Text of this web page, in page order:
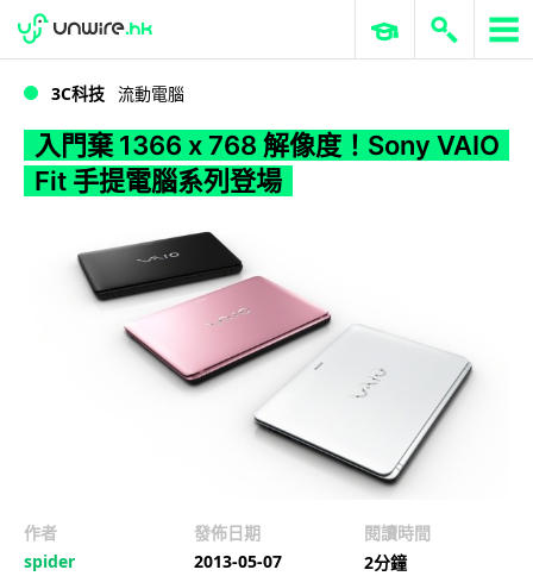
WWDC 2026 ERP 與商業 AI
3C科技 流動電腦
入門棄 1366 x 768 解像度！Sony VAIO
Fit 手提電腦系列登場
作者
spider
發佈日期
2013-05-07
閱讀時間
2分鐘